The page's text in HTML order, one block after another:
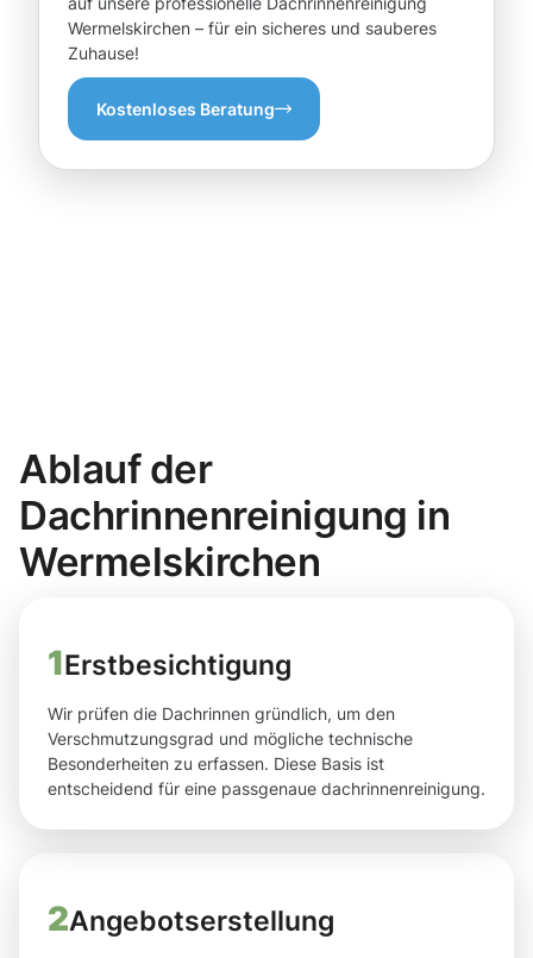
Wermelskirchen – für ein sicheres und sauberes
Zuhause!
Kostenloses Beratung
Ablauf der
Dachrinnenreinigung in
Wermelskirchen
1Erstbesichtigung
Wir prüfen die Dachrinnen gründlich, um den
Verschmutzungsgrad und mögliche technische
Besonderheiten zu erfassen. Diese Basis ist
entscheidend für eine passgenaue dachrinnenreinigung.
2Angebotserstellung